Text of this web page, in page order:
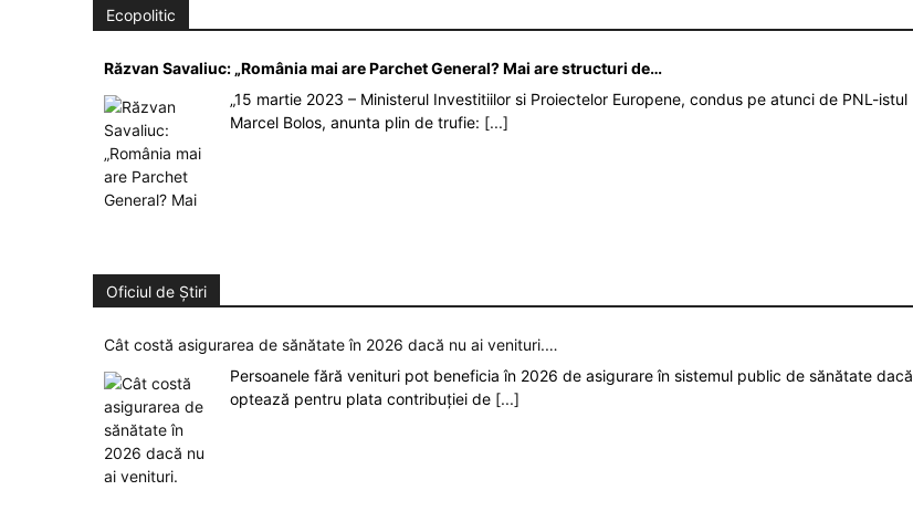
Ecopolitic
Răzvan Savaliuc: „România mai are Parchet General? Mai are structuri de…
„15 martie 2023 – Ministerul Investitiilor si Proiectelor Europene, condus pe atunci de PNL-istul
Marcel Bolos, anunta plin de trufie: [...]
Oficiul de Știri
Cât costă asigurarea de sănătate în 2026 dacă nu ai venituri.…
Persoanele fără venituri pot beneficia în 2026 de asigurare în sistemul public de sănătate dacă
optează pentru plata contribuției de [...]